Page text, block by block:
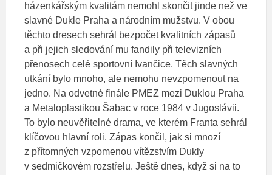
házenkářským kvalitám nemohl skončit jinde než ve
slavné Dukle Praha a národním mužstvu. V obou
těchto dresech sehrál bezpočet kvalitních zápasů
a při jejich sledování mu fandily při televizních
přenosech celé sportovní Ivančice. Těch slavných
utkání bylo mnoho, ale nemohu nevzpomenout na
jedno. Na odvetné finále PMEZ mezi Duklou Praha
a Metaloplastikou Šabac v roce 1984 v Jugoslávii.
To bylo neuvěřitelné drama, ve kterém Franta sehrál
klíčovou hlavní roli. Zápas končil, jak si mnozí
z přítomných vzpomenou vítězstvím Dukly
v sedmičkovém rozstřelu. Ještě dnes, když si na to